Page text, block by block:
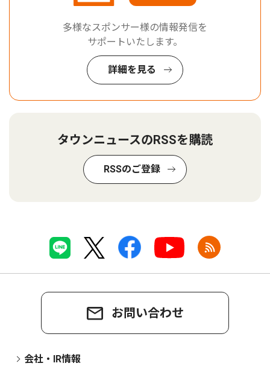
多様なスポンサー様の情報発信を
サポートいたします。
詳細を見る
タウンニュースのRSSを購読
RSSのご登録
お問い合わせ
会社・IR情報